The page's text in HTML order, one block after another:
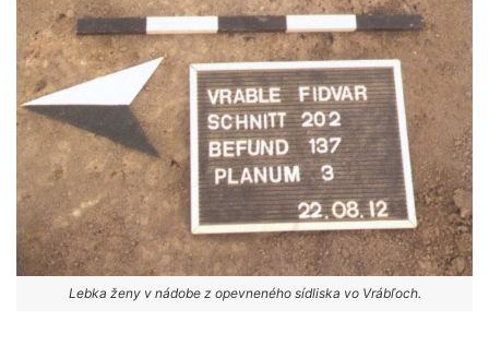
Lebka ženy v nádobe z opevneného sídliska vo Vrábľoch.